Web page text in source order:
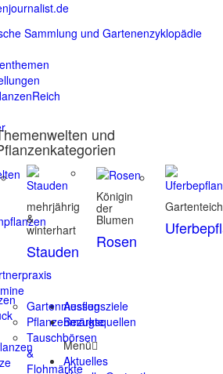
und
mehrjährig
&
winterhart
Stauden
Königin
der
Blumen
Rosen
Gartenteich
Gartenmessen
Pflanzenmärkte
Tauschbörsen
&
Flohmärkte
Ausflugsziele
Bezugsquellen
Menü
Aktuelles